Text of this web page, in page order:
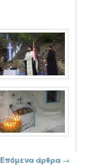
Επόμενα άρθρα →